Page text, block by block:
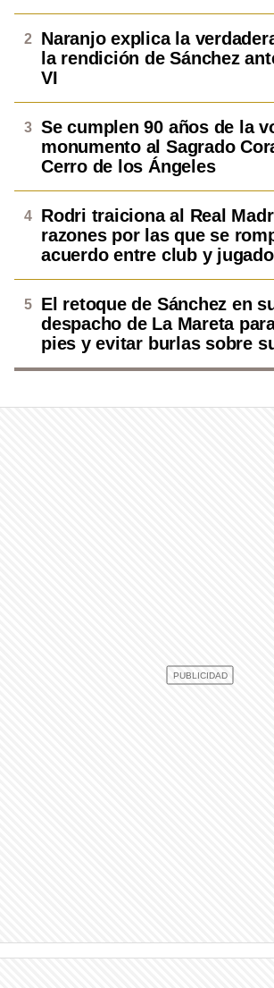
Naranjo explica la
la rendición de Sánchez
VI
Se cumplen 90 años de la
monumento al Sagrado
Cerro de los Ángeles
Rodri traiciona al Real
razones por las que se
acuerdo entre club y
El retoque de Sánchez en
despacho de La Mareta
pies y evitar burlas sobre